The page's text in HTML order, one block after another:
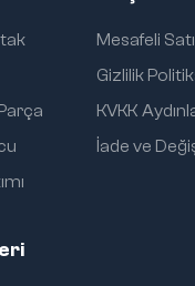
Mesafeli
Gizlilik
KVKK
İade ve